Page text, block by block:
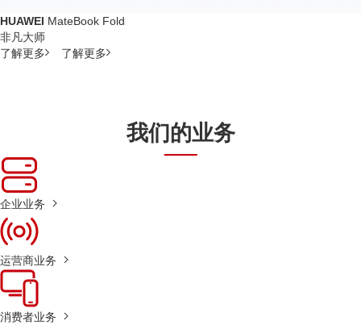
HUAWEI MateBook Fold
非凡大师
了解更多
了解更多
我们的业务
企业业务
运营商业务
消费者业务